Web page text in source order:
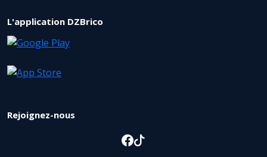
L'application DZBrico
Rejoignez-nous